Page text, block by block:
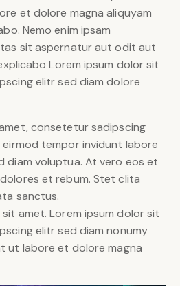
et dolore magna aliquyam
Nemo enim ipsam
sit aspernatur aut odit aut
Lorem ipsum dolor sit
elitr sed diam dolore
consetetur sadipscing
tempor invidunt labore
diam voluptua. At vero eos et
et rebum. Stet clita
sanctus.
amet. Lorem ipsum dolor sit
elitr sed diam nonumy
ut labore et dolore magna